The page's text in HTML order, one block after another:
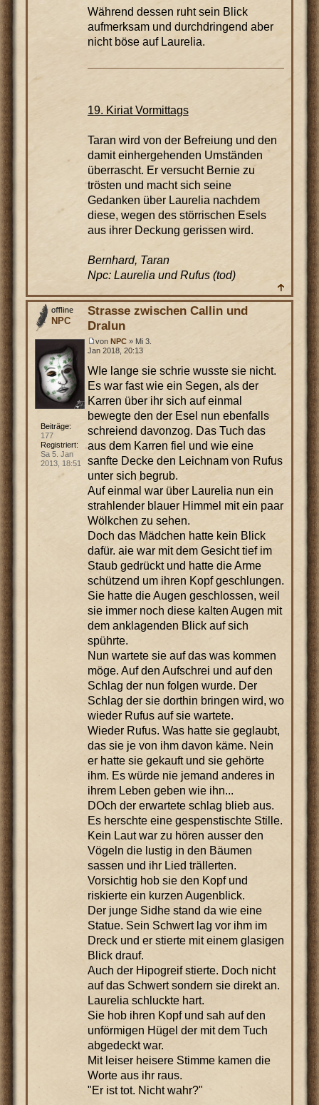
Während dessen ruht sein Blick
aufmerksam und durchdringend aber
nicht böse auf Laurelia.
19. Kiriat Vormittags
Taran wird von der Befreiung und den
damit einhergehenden Umständen
überrascht. Er versucht Bernie zu
trösten und macht sich seine
Gedanken über Laurelia nachdem
diese, wegen des störrischen Esels
aus ihrer Deckung gerissen wird.
Bernhard, Taran
Npc: Laurelia und Rufus (tod)
Strasse zwischen Callin und
Dralun
von NPC» Mi 3.
Jan 2018, 20:13
WIe lange sie schrie wusste sie nicht.
Es war fast wie ein Segen, als der
Karren über ihr sich auf einmal
bewegte den der Esel nun ebenfalls
schreiend davonzog. Das Tuch das
aus dem Karren fiel und wie eine
sanfte Decke den Leichnam von Rufus
unter sich begrub.
Auf einmal war über Laurelia nun ein
strahlender blauer Himmel mit ein paar
Wölkchen zu sehen.
Doch das Mädchen hatte kein Blick
dafür. aie war mit dem Gesicht tief im
Staub gedrückt und hatte die Arme
schützend um ihren Kopf geschlungen.
Sie hatte die Augen geschlossen, weil
sie immer noch diese kalten Augen mit
dem anklagenden Blick auf sich
spührte.
Nun wartete sie auf das was kommen
möge. Auf den Aufschrei und auf den
Schlag der nun folgen wurde. Der
Schlag der sie dorthin bringen wird, wo
wieder Rufus auf sie wartete.
Wieder Rufus. Was hatte sie geglaubt,
das sie je von ihm davon käme. Nein
er hatte sie gekauft und sie gehörte
ihm. Es würde nie jemand anderes in
ihrem Leben geben wie ihn...
DOch der erwartete schlag blieb aus.
Es herschte eine gespenstischte Stille.
Kein Laut war zu hören ausser den
Vögeln die lustig in den Bäumen
sassen und ihr Lied trällerten.
Vorsichtig hob sie den Kopf und
riskierte ein kurzen Augenblick.
Der junge Sidhe stand da wie eine
Statue. Sein Schwert lag vor ihm im
Dreck und er stierte mit einem glasigen
Blick drauf.
Auch der Hipogreif stierte. Doch nicht
auf das Schwert sondern sie direkt an.
Laurelia schluckte hart.
Sie hob ihren Kopf und sah auf den
unförmigen Hügel der mit dem Tuch
abgedeckt war.
Mit leiser heisere Stimme kamen die
Worte aus ihr raus.
"Er ist tot. Nicht wahr?"
NPC
Beiträge:
177
Registriert:
Sa 5. Jan
2013, 18:51